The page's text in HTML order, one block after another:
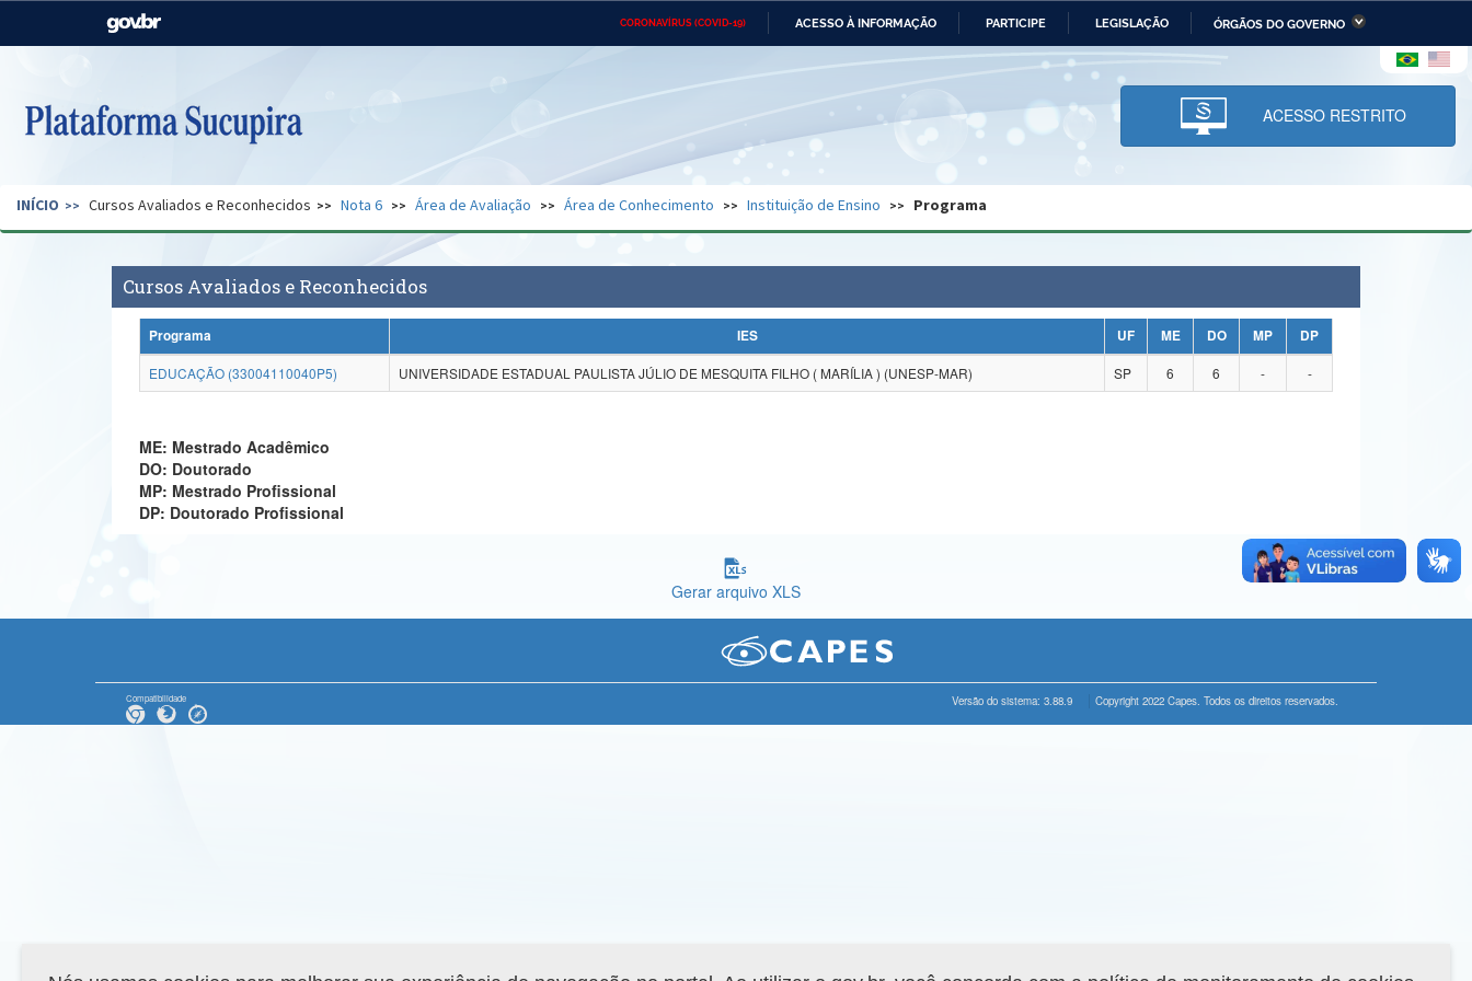
CORONAVÍRUS (COVID-19) ACESSO À INFORMAÇÃO PARTICIPE LEGISLAÇÃO ÓRGÃOS DO GOVERNO
Casa Civil Ministério das Relações Ministério da Economia Ministério da Infraestrutura
Pecuária e Abastecimento
Ministério da Ciência,
Tecnologia, Inovações e
Comunicações
Ministério do Desenvolvimento
Regional e dos Direitos Humanos
Secretaria de Governo Gabinete de Segurança Advocacia-Geral da União Banco Central do Brasil Planalto
ACESSO RESTRITO
INÍCIO Cursos Avaliados e Reconhecidos Nota 6 Área de Avaliação Área de Conhecimento Instituição de Ensino Programa
Cursos Avaliados e Reconhecidos
Programa IES UF ME DO MP
DP
EDUCAÇÃO (33004110040P5)
UNIVERSIDADE ESTADUAL PAULISTA JÚLIO DE MESQUITA FILHO ( MARÍLIA ) (UNESP-MAR) SP 6 6 - -
ME: Mestrado Acadêmico
DO: Doutorado
MP: Mestrado Profissional
DP: Doutorado Profissional
Gerar arquivo XLS
Compatibilidade Versão do sistema: 3.88.9 Copyright 2022 Capes. Todos os direitos reservados.